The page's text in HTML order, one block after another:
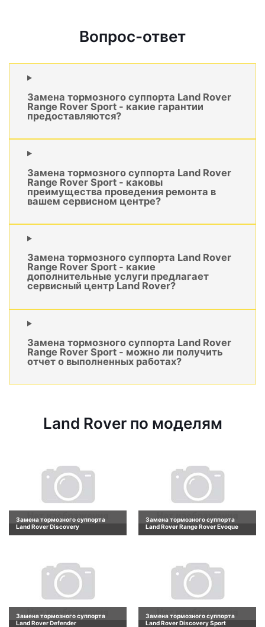
Вопрос-ответ
Замена тормозного суппорта Land Rover
Range Rover Sport - какие гарантии
предоставляются?
Замена тормозного суппорта Land Rover
Range Rover Sport - каковы
преимущества проведения ремонта в
вашем сервисном центре?
Замена тормозного суппорта Land Rover
Range Rover Sport - какие
дополнительные услуги предлагает
сервисный центр Land Rover?
Замена тормозного суппорта Land Rover
Range Rover Sport - можно ли получить
отчет о выполненных работах?
Land Rover по моделям
Замена тормозного суппорта
Land Rover Discovery
Замена тормозного суппорта
Land Rover Range Rover Evoque
Замена тормозного суппорта
Land Rover Defender
Замена тормозного суппорта
Land Rover Discovery Sport